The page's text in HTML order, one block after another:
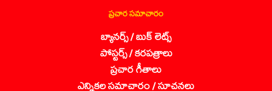
ప్రచార సమాచారం
బ్యానర్స్ / బుక్ లెట్స్
పోస్టర్స్ / కరపత్రాలు
ప్రచార గీతాలు
ఎన్నికల సమాచారం / సూచనలు